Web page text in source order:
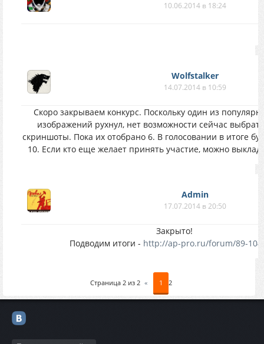
10.06.2014 в 18:24
Wolfstalker
14.07.2014 в 10:59
Скоро закрываем конкурс. Поскольку один из
изображений рухнул, нет возможности сейчас
скриншоты. Пока их отобрано 6. В голосовании в итоге
10. Если кто еще желает принять участие, можно
Аdmin
17.07.2014 в 20:50
Закрыто!
Подводим итоги - http://ap-pro.ru/forum/89-
Страница 2 из 2 « 1 2